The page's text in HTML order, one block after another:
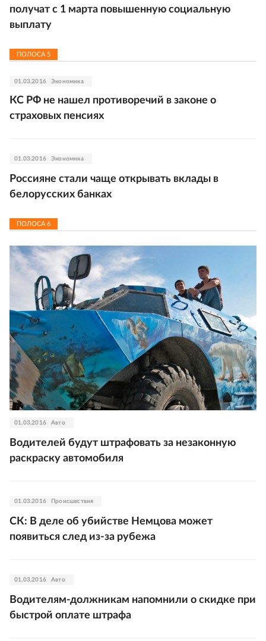
получат с 1 марта повышенную социальную
выплату
ПОЛОСА 5
01.03.2016 Экономика
КС РФ не нашел противоречий в законе о
страховых пенсиях
01.03.2016 Экономика
Россияне стали чаще открывать вклады в
белорусских банках
ПОЛОСА 6
01.03.2016 Авто
Водителей будут штрафовать за незаконную
раскраску автомобиля
01.03.2016 Происшествия
СК: В деле об убийстве Немцова может
появиться след из-за рубежа
01.03.2016 Авто
Водителям-должникам напомнили о скидке при
быстрой оплате штрафа